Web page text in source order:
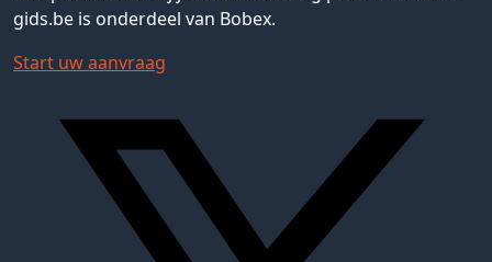
gids.be is onderdeel van Bobex.
Start uw aanvraag